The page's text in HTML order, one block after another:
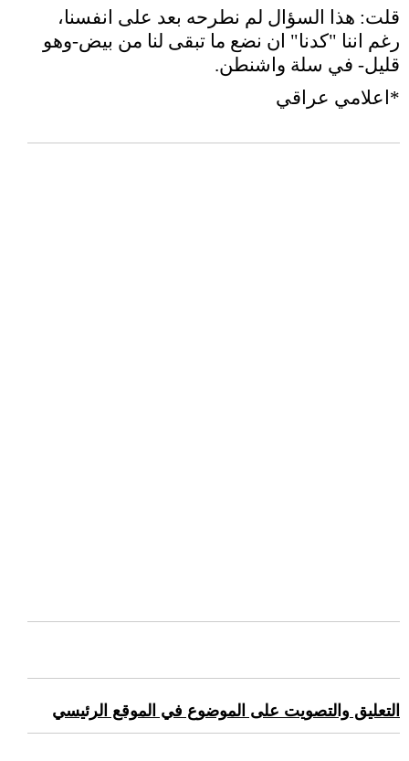
قلت: هذا السؤال لم نطرحه بعد على انفسنا،
رغم اننا "كدنا" ان نضع ما تبقى لنا من بيض-وهو
قليل- في سلة واشنطن.
*اعلامي عراقي
التعليق والتصويت على الموضوع في الموقع الرئيسي